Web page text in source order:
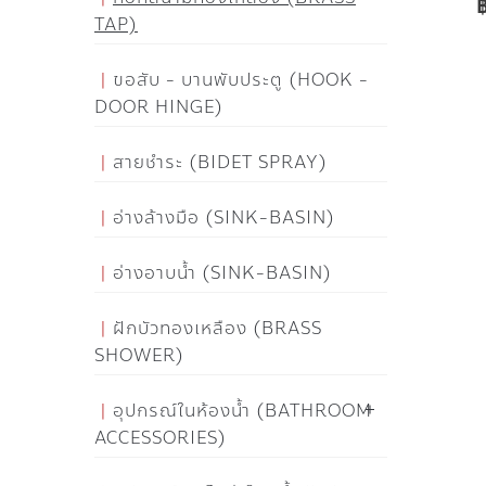
TAP)
ขอสับ - บานพับประตู (HOOK -
DOOR HINGE)
สายชำระ (BIDET SPRAY)
อ่างล้างมือ (SINK-BASIN)
อ่างอาบน้ำ (SINK-BASIN)
ฝักบัวทองเหลือง (BRASS
SHOWER)
อุปกรณ์ในห้องน้ำ (BATHROOM
ACCESSORIES)